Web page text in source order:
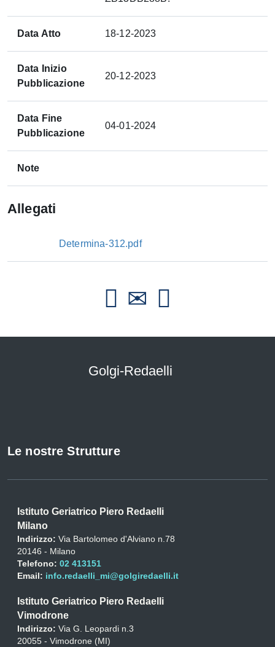
Data Atto 18-12-2023
Data Inizio
Pubblicazione
20-12-2023
Data Fine
Pubblicazione
04-01-2024
Note
Allegati
Determina-312.pdf
Golgi-Redaelli
Le nostre Strutture
Istituto Geriatrico Piero Redaelli
Milano
Indirizzo: Via Bartolomeo d'Alviano n.78
20146 - Milano
Telefono: 02 413151
Email: info.redaelli_mi@golgiredaelli.it
Istituto Geriatrico Piero Redaelli
Vimodrone
Indirizzo: Via G. Leopardi n.3
20055 - Vimodrone (MI)